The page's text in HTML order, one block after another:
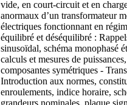
vide, en court-circuit et en
anormaux d’un transformateur
électriques fonctionnant en
équilibré et déséquilibré :
sinusoïdal, schéma monophasé
calculs et mesures de
composantes symétriques -
Introduction aux normes,
enroulements, indice horaire,
grandeurs nominales, plaque